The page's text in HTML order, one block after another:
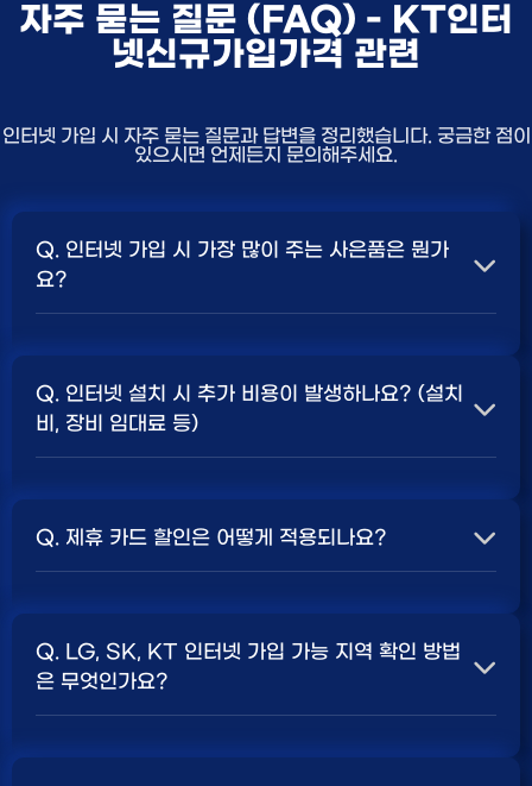
자주 묻는 질문 (FAQ) - KT인터
넷신규가입가격 관련
인터넷 가입 시 자주 묻는 질문과 답변을 정리했습니다. 궁금한 점이
있으시면 언제든지 문의해주세요.
Q. 인터넷 가입 시 가장 많이 주는 사은품은 뭔가
요?
보통 500Mbps 또는 1Gbps 인터넷을 TV와 결합하여
가입할 때현금 사은품
세요.
Q. 인터넷 설치 시 추가 비용이 발생하나요? (설치
비, 장비 임대료 등)
청구되는 경우가 많습니다. 다만, 인터넷 상품 및 프로모션
책 확인 필수.
Q. 제휴 카드 할인은 어떻게 적용되나요?
에서 일정 금액이 할인됩니다. 할인 금액과 조건은 카드사
및 통신사 정책에 따라 다릅니다. 합리적인
Q. LG, SK, KT 인터넷 가입 가능 지역 확인 방법
은 무엇인가요?